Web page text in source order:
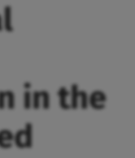
in the